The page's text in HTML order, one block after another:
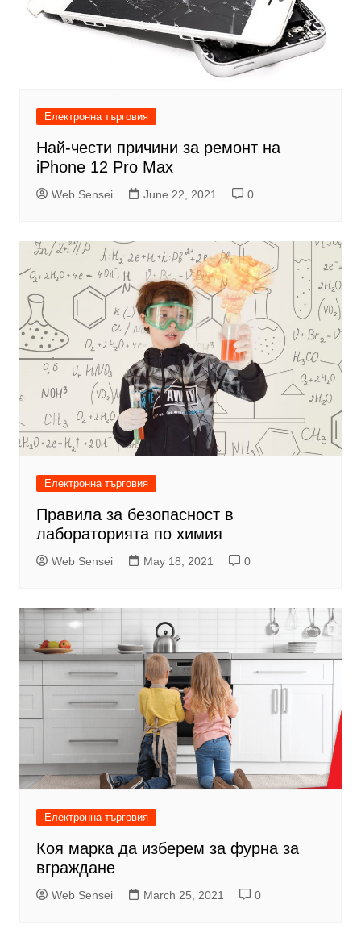
Електронна търговия
Най-чести причини за ремонт на
iPhone 12 Pro Max
Web Sensei June 22, 2021 0
Електронна търговия
Правила за безопасност в
лабораторията по химия
Web Sensei May 18, 2021 0
Електронна търговия
Коя марка да изберем за фурна за
вграждане
Web Sensei March 25, 2021 0